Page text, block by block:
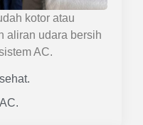
kotor atau
aliran udara bersih
AC.